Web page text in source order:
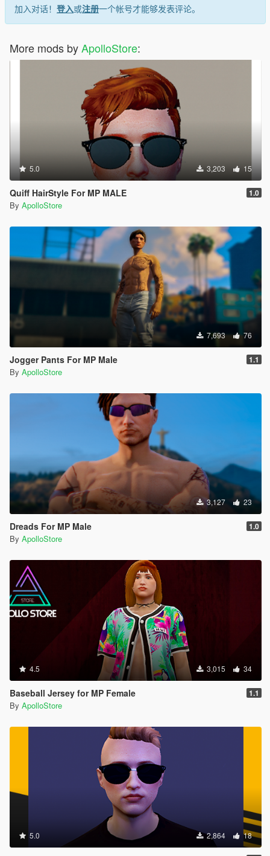
加入对话！ 登入或注册一个帐号才能够发表评论。
More mods byApolloStore:
5.0 3,203 15
Quiff HairStyle For MP MALE 1.0
By ApolloStore
7,693 76
Jogger Pants For MP Male 1.1
By ApolloStore
3,127 23
Dreads For MP Male 1.0
By ApolloStore
4.5 3,015 34
Baseball Jersey for MP Female 1.1
By ApolloStore
5.0 2,864 18